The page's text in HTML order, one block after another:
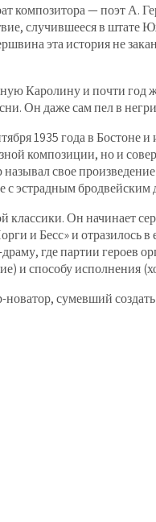
композитора — поэт
случившееся в
эта история не
Каролину и почти
Он даже сам пел в
1935 года в Бостоне
композиции, но и
свое
с эстрадным бродвейским
Он начинает
и Бесс» и отразилось в
где партии героев
и способу исполнения
сумевший